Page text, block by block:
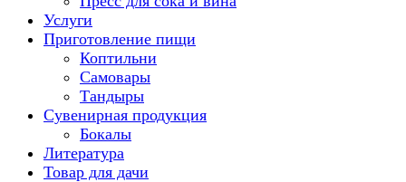
Услуги
Приготовление пищи
Коптильни
Самовары
Тандыры
Сувенирная продукция
Бокалы
Литература
Товар для дачи